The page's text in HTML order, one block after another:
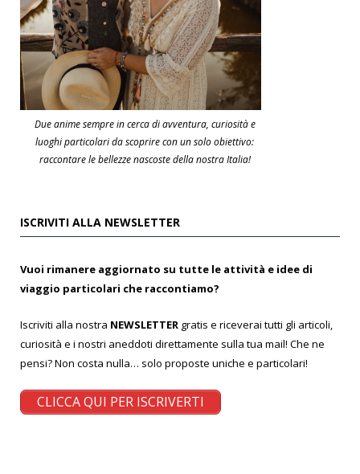
Due anime sempre in cerca di avventura, curiosità e
luoghi particolari da scoprire con un solo obiettivo:
raccontare le bellezze nascoste della nostra Italia!
ISCRIVITI ALLA NEWSLETTER
Vuoi rimanere aggiornato su tutte le attività e idee di
viaggio particolari che raccontiamo?
Iscriviti alla nostra NEWSLETTER gratis e riceverai tutti gli articoli,
curiosità e i nostri aneddoti direttamente sulla tua mail! Che ne
pensi? Non costa nulla… solo proposte uniche e particolari!
CLICCA QUI PER ISCRIVERTI